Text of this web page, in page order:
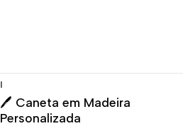
-5%DESCONTO
|
🖊️ Caneta em Madeira
Personalizada